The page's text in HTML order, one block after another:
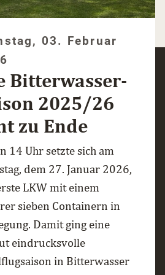
03. Februar
Bitterwasser-
2025/26
zu Ende
14 Uhr setzte sich am
dem 27. Januar 2026,
LKW mit einem
sieben Containern in
Damit ging eine
eindrucksvolle
in Bitterwasser